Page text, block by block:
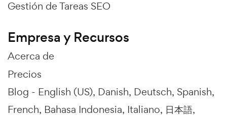
Gestión de Tareas SEO
Empresa y Recursos
Acerca de
Precios
Blog - English (US) Danish Deutsch Spanish
French Bahasa Indonesia Italiano 日本語